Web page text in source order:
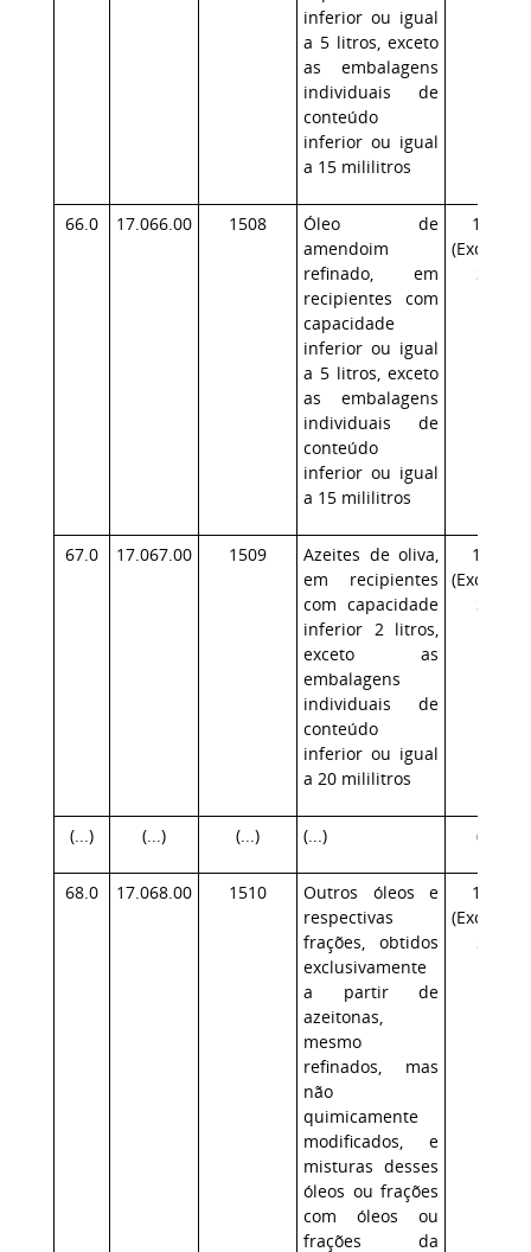
inferior ou igual
a 5 litros, exceto
as embalagens
individuais de
conteúdo
inferior ou igual
a 15 mililitros
66.0 17.066.00 1508
Óleo de
amendoim
refinado, em
recipientes com
capacidade
inferior ou igual
a 5 litros, exceto
as embalagens
individuais de
conteúdo
inferior ou igual
a 15 mililitros
17.1
(Exceção:
SP)
67.0 17.067.00 1509
Azeites de oliva,
em recipientes
com capacidade
inferior 2 litros,
exceto as
embalagens
individuais de
conteúdo
inferior ou igual
a 20 mililitros
17.1
(Exceção:
SP)
(...) (...) (...) (...) (...)
68.0 17.068.00 1510
Outros óleos e
respectivas
frações, obtidos
exclusivamente
a partir de
azeitonas,
mesmo
refinados, mas
não
quimicamente
modificados, e
misturas desses
óleos ou frações
com óleos ou
frações da
17.1
(Exceção:
SP)